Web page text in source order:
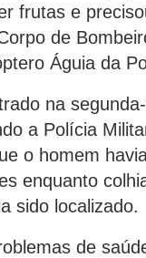
frutas e
de
Águia da
na
a Polícia
o homem
enquanto
sido localizado.
de